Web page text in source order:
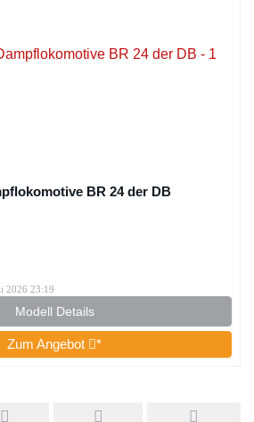
BR 24 der DB
2026 23:19
Modell Details
Zum Angebot *